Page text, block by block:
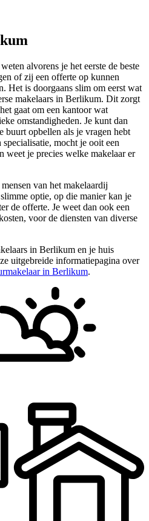
alvorens je het eerste de beste
of zij een offerte op kunnen
Het is doorgaans slim om eerst wat
makelaars in Berlikum. Dit zorgt
gaat om een kantoor wat
omstandigheden. Je kunt dan
buurt opbellen als je vragen hebt
mocht je ooit een
je precies welke makelaar er
van het makelaardij
optie, op die manier kan je
de offerte. Je weet dan ook een
voor de diensten van diverse
in Berlikum en je huis
uitgebreide informatiepagina over
in Berlikum.